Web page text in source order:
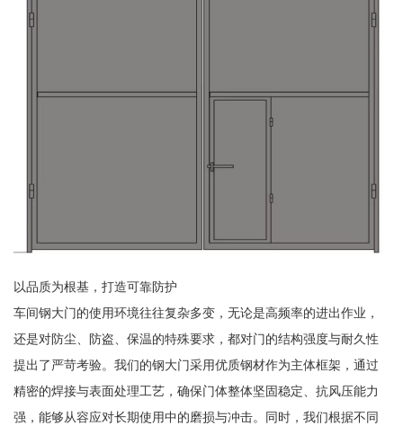
以品质为根基，打造可靠防护
车间钢大门的使用环境往往复杂多变，无论是高频率的进出作业，
还是对防尘、防盗、保温的特殊要求，都对门的结构强度与耐久性
提出了严苛考验。我们的钢大门采用优质钢材作为主体框架，通过
精密的焊接与表面处理工艺，确保门体整体坚固稳定、抗风压能力
强，能够从容应对长期使用中的磨损与冲击。同时，我们根据不同